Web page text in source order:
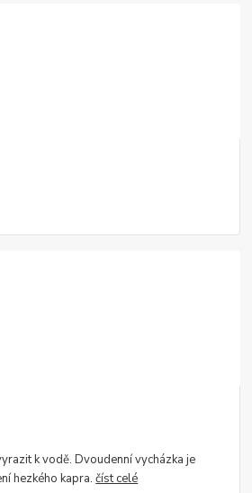
k vodě. Dvoudenní vycházka je
hezkého kapra.číst celé